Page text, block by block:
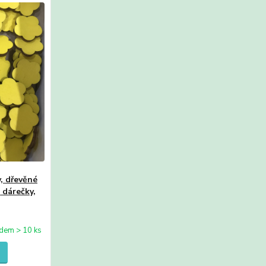
dřevěné
> 10 ks